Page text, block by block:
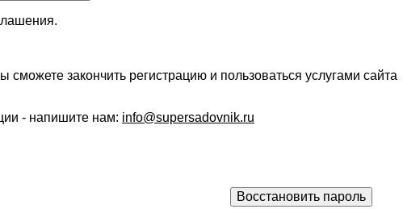
.
закончить регистрацию и пользоваться услугами сайта
- напишите нам: info@supersadovnik.ru